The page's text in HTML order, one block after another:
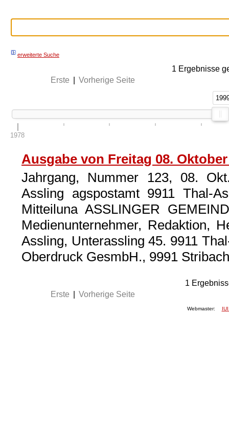
erweiterte Suche
1 Ergebnisse
Erste
Vorherige Seite
1978
Ausgabe von Freitag 08. Oktober
Jahrgang, Nummer 123, 08.
Assling agspostamt 9911 Thal-
Mitteiluna ASSLINGER
Medienunternehmer, Redaktion,
Assling, Unterassling 45. 9911
Oberdruck GesmbH., 9991
1
Erste
Vorherige Seite
Webmaster: